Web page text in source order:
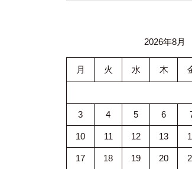
2026年8月
月 火 水 木
3 4 5 6
10 11 12 13
17 18 19 20